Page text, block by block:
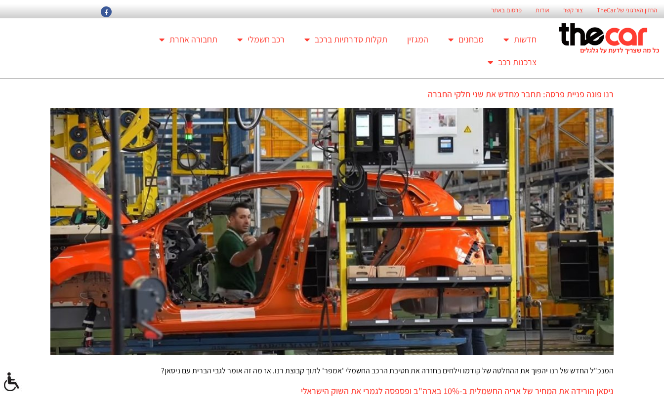
החזון הארגוני של TheCar צור קשר אודות פרסום באתר
חדשות מבחנים המגזין תקלות סדרתיות ברכב רכב חשמלי
תחבורה אחרת
צרכנות רכב
רנו פונה פניית פרסה: תחבר מחדש את שני חלקי החברה
המנכ"ל החדש של רנו יהפוך את ההחלטה של קודמו וילחים בחזרה את חטיבת הרכב החשמלי 'אמפר' לתוך קבוצת רנו. אז מה זה אומר לגבי הברית עם ניסאן?
ניסאן הורידה את המחיר של אריה החשמלית ב-10% בארה"ב ופספסה לגמרי את השוק הישראלי